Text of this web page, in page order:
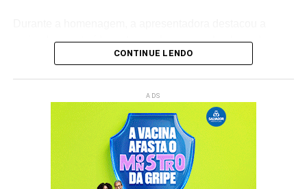
amizade construída ao longo dos anos e lembrou da
importante contribuição de Rafael nos projetos
manifestações de solidariedade do público nas redes
O momento rapidamente repercutiu entre fãs e
internautas, que enviaram mensagens de apoio à
apresentadora e prestaram homenagens ao colaborador.
CONTINUE LENDO
ADS